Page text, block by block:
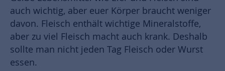
auch wichtig, aber euer Körper braucht weniger
davon. Fleisch enthält wichtige Mineralstoffe,
aber zu viel Fleisch macht auch krank. Deshalb
sollte man nicht jeden Tag Fleisch oder Wurst
essen.